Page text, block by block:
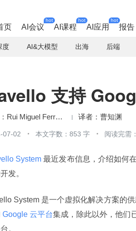
页 AI会议
hot
AI课程
hot
AI应用
hot
报告
度 AI&大模型 出海 后端
支持
Rui Miguel Ferreira 曹知渊
07-02 本文字数：853 字 阅读完需
System 最近发布信息，介绍如何在
发。
System 是一个虚拟化解决方案的
Google 云平台集成，除此以外，他们
。